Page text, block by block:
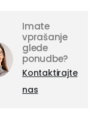
Imate
vprašanje
glede
ponudbe?
Kontaktirajte
nas